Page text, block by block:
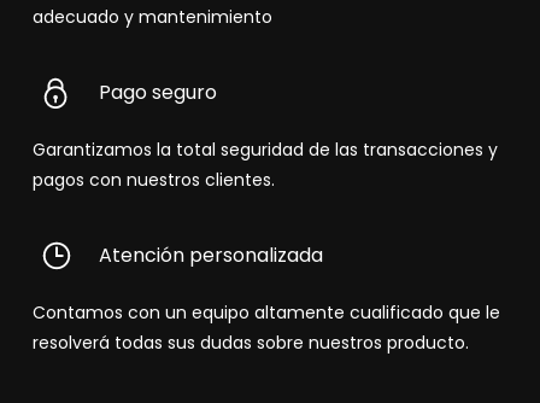
adecuado y mantenimiento
Pago seguro
Garantizamos la total seguridad de las transacciones y
pagos con nuestros clientes.
Atención personalizada
Contamos con un equipo altamente cualificado que le
resolverá todas sus dudas sobre nuestros producto.